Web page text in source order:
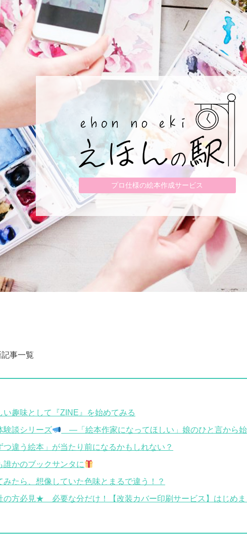
プロ仕様の絵本作成サービス
事一覧
い趣味として『ZINE』を始めてみる
験談シリーズ
―「絵本作家になってほしい」娘のひと言から
つ違う絵本」が当たり前になるかもしれない？
誰かのブックサンタに
みたら、想像していた色味とまるで違う！？
方必見★ 必要な分だけ！【改装カバー印刷サービス】はじめま